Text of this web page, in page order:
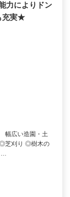
力によりドン
充実★
幅広い造園・土
◎芝刈り ◎樹木の